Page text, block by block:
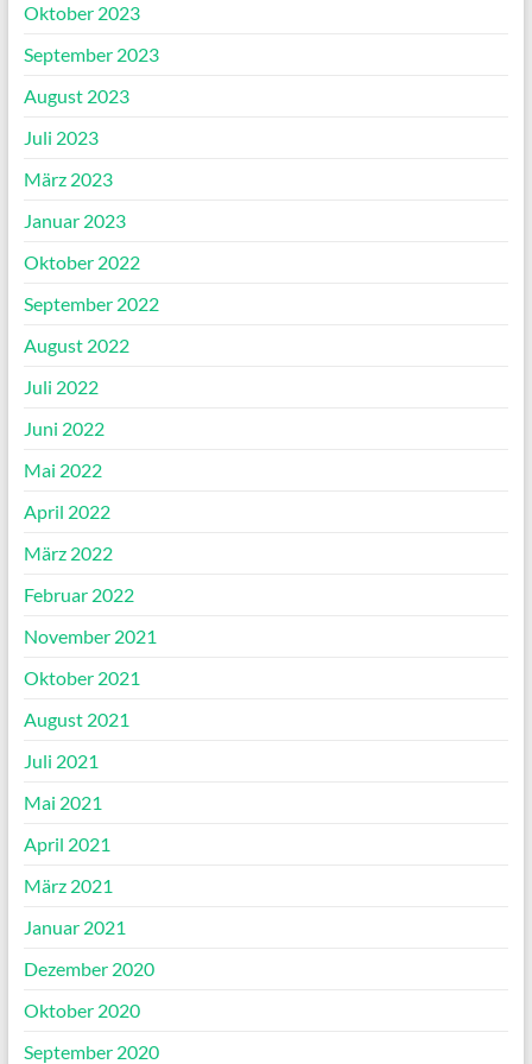
Oktober 2023
September 2023
August 2023
Juli 2023
März 2023
Januar 2023
Oktober 2022
September 2022
August 2022
Juli 2022
Juni 2022
Mai 2022
April 2022
März 2022
Februar 2022
November 2021
Oktober 2021
August 2021
Juli 2021
Mai 2021
April 2021
März 2021
Januar 2021
Dezember 2020
Oktober 2020
September 2020